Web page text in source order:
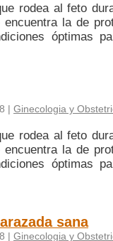
rodea al feto
la de
óptimas
| Ginecologia y
rodea al feto
la de
óptimas
sana
| Ginecologia y